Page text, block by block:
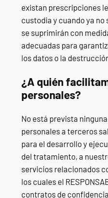
existan prescripciones
custodia y cuando ya no
se suprimirán con
adecuadas para
los datos o la
¿A quién
personales?
No está prevista
personales a terceros
para el desarrollo y
del tratamiento, a
servicios relacionados
los cuales el
contratos de